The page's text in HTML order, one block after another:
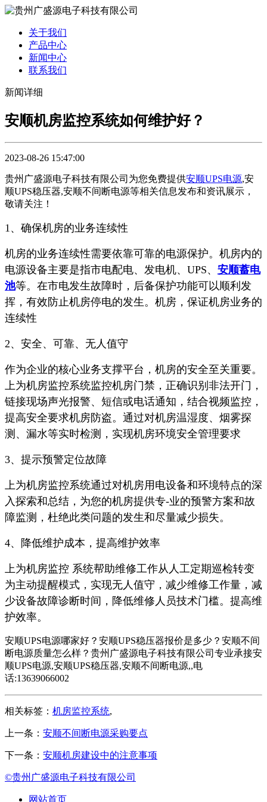
关于我们
产品中心
新闻中心
联系我们
新闻详细
安顺机房监控系统如何维护好？
2023-08-26 15:47:00
贵州广盛源电子科技有限公司为您免费提供安顺UPS电源,安
顺UPS稳压器,安顺不间断电源等相关信息发布和资讯展示，
敬请关注！
1、确保机房的业务连续性
机房的业务连续性需要依靠可靠的电源保护。机房内的
电源设备主要是指市电配电、发电机、UPS、 安顺蓄电
池等。在市电发生故障时，后备保护功能可以顺利发
挥，有效防止机房停电的发生。机房，保证机房业务的
连续性
2、安全、可靠、无人值守
作为企业的核心业务支撑平台，机房的安全至关重要。
上为机房监控系统监控机房门禁，正确识别非法开门，
链接现场声光报警、短信或电话通知，结合视频监控，
提高安全要求机房防盗。通过对机房温湿度、烟雾探
测、漏水等实时检测，实现机房环境安全管理要求
3、提示预警定位故障
上为机房监控系统通过对机房用电设备和环境特点的深
入探索和总结，为您的机房提供专-业的预警方案和故
障监测，杜绝此类问题的发生和尽量减少损失。
4、降低维护成本，提高维护效率
上为机房监控 系统帮助维修工作从人工定期巡检转变
为主动提醒模式，实现无人值守，减少维修工作量，减
少设备故障诊断时间，降低维修人员技术门槛。提高维
护效率。
安顺UPS电源哪家好？安顺UPS稳压器报价是多少？安顺不间
断电源质量怎么样？贵州广盛源电子科技有限公司专业承接安
顺UPS电源,安顺UPS稳压器,安顺不间断电源,,电
话:13639066002
相关标签： 机房监控系统,
上一条： 安顺不间断电源采购要点
下一条： 安顺机房建设中的注意事项
©贵州广盛源电子科技有限公司
网站首页